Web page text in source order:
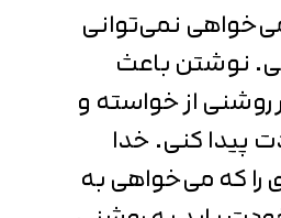
نمی‌توانی
نوشتن باعث
از خواسته و
کنی. خدا
را که می‌خواهی به